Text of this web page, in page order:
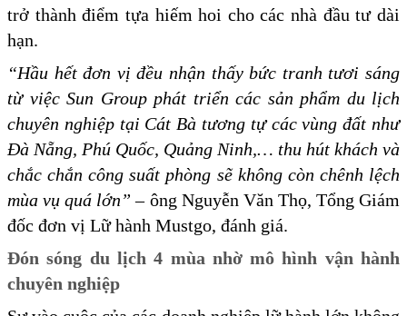
trở thành điểm tựa hiếm hoi cho các nhà đầu tư dài
hạn.
“Hầu hết đơn vị đều nhận thấy bức tranh tươi sáng
từ việc Sun Group phát triển các sản phẩm du lịch
chuyên nghiệp tại Cát Bà tương tự các vùng đất như
Đà Nẵng, Phú Quốc, Quảng Ninh,… thu hút khách và
chắc chắn công suất phòng sẽ không còn chênh lệch
mùa vụ quá lớn” –ông Nguyễn Văn Thọ, Tổng Giám
đốc đơn vị Lữ hành Mustgo, đánh giá.
Đón sóng du lịch 4 mùa nhờ mô hình vận hành
chuyên nghiệp